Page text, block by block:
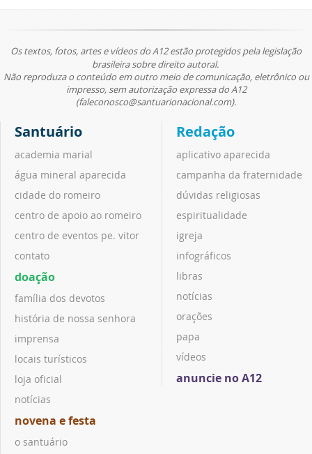
Os textos, fotos, artes e vídeos do A12 estão protegidos pela legislação
brasileira sobre direito autoral.
Não reproduza o conteúdo em outro meio de comunicação, eletrônico ou
impresso, sem autorização expressa do A12
(faleconosco@santuarionacional.com).
Santuário
academia marial
água mineral aparecida
cidade do romeiro
centro de apoio ao romeiro
centro de eventos pe. vitor
contato
doação
família dos devotos
história de nossa senhora
imprensa
locais turísticos
loja oficial
notícias
novena e festa
o santuário
Redação
aplicativo aparecida
campanha da fraternidade
dúvidas religiosas
espiritualidade
igreja
infográficos
libras
notícias
orações
papa
vídeos
anuncie no A12